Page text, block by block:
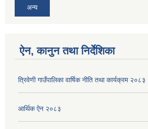
अन्य
ऐन, कानुन तथा निर्देशिका
त्रिवेणी गाउँपालिका वार्षिक नीति तथा कार्यक्रम २०८३
आर्थिक ऐन २०८३